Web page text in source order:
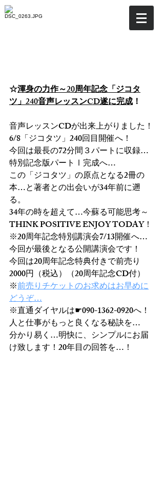
☆渾身の力作～20周年記念「ジコタ
ツ」240音声レッスンCD遂に完成 ！
音声レッスンCDが出来上がりました！
6/8「ジコタツ」240回目開催へ！
今回は最長の72分間３パートに収録…
特別記念版パートⅠ完成へ…
この「ジコタツ」の原点となる2冊の
本…と著者との出会いが34年前に遡
る。
34年の時を超えて…今蘇る可能思考～
THINK POSITIVE ENJOY TODAY！
※20周年記念特別講演会7/13開催へ…
今回が最後となる公開講演会です！
今回は20周年記念特典付きで前売り
2000円（税込）（20周年記念CD付）
※前売りチケットのお求めはお早めに
どうぞ…
※直通ダイヤルは☛090-1362-0920へ！
人と仕事がもっと良くなる秘訣を…
分かり易く…明快に、シンプルにお届
け致します！20年目の回答を…！